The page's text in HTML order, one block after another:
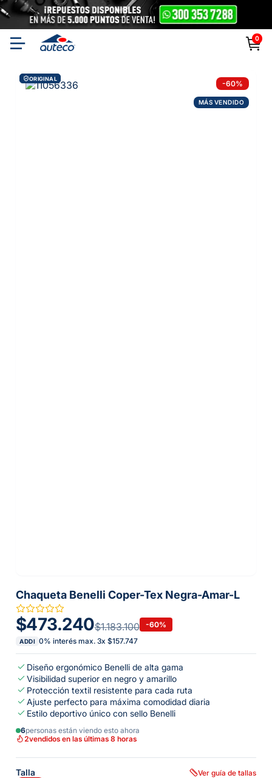
0
-60%
ORIGINAL
MÁS VENDIDO
Chaqueta Benelli Coper-Tex Negra-Amar-L
$473.240$1.183.100 -60%
ADDI 0% interés max. 3x $157.747
Diseño ergonómico Benelli de alta gama
Visibilidad superior en negro y amarillo
Protección textil resistente para cada ruta
Ajuste perfecto para máxima comodidad diaria
Estilo deportivo único con sello Benelli
6personas están viendo esto ahora
2vendidos en las últimas 8 horas
Talla Ver guía de tallas